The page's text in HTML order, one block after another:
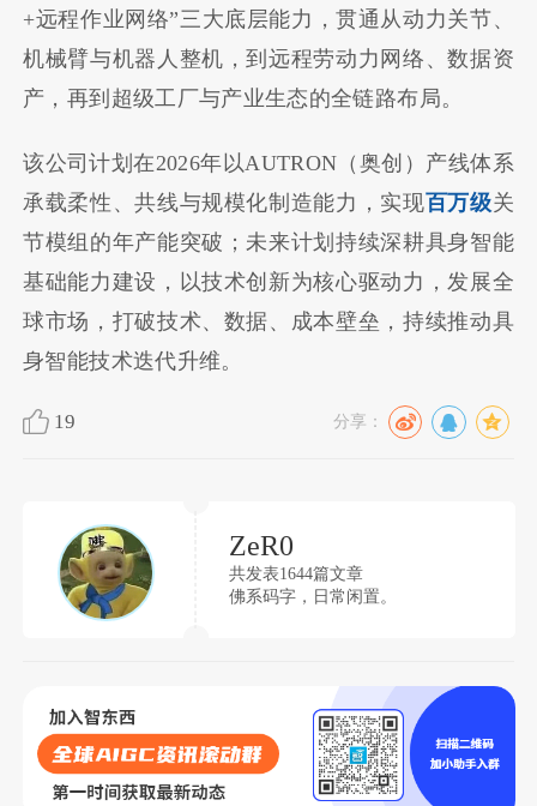
+远程作业网络”三大底层能力，贯通从动力关节、
机械臂与机器人整机，到远程劳动力网络、数据资
产，再到超级工厂与产业生态的全链路布局。
该公司计划在2026年以AUTRON（奥创）产线体系
承载柔性、共线与规模化制造能力，实现百万级关
节模组的年产能突破；未来计划持续深耕具身智能
基础能力建设，以技术创新为核心驱动力，发展全
球市场，打破技术、数据、成本壁垒，持续推动具
身智能技术迭代升维。
19 分享：
ZeR0
共发表1644篇文章
佛系码字，日常闲置。